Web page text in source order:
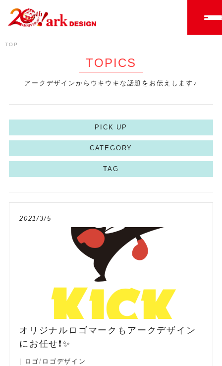
TOP
TOPICS
アークデザインからウキウキな話題をお伝えします♪
PICK UP
CATEGORY
TAG
2021/3/5
オリジナルロゴマークもアークデザイン
にお任せ❗️✨
ロゴ/ ロゴデザイン